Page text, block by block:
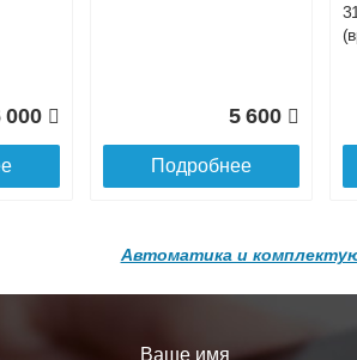
Конвектор
решеткой
000 5 600
Подробнее
Автоматика и
Ваше имя